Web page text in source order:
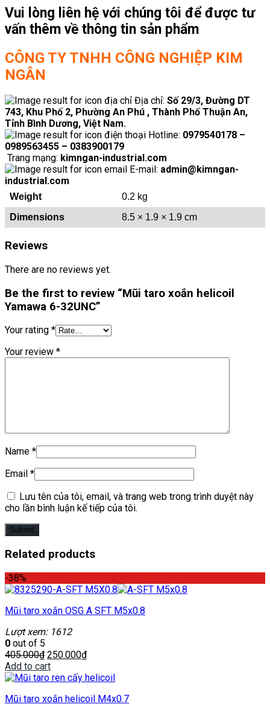
Vui lòng liên hệ với chúng tôi để được tư
vấn thêm về thông tin sản phẩm
CÔNG TY TNHH CÔNG NGHIỆP KIM
NGÂN
Địa chỉ: Số 29/3, Đường DT
743, Khu Phố 2, Phường An Phú , Thành Phố Thuận An,
Tỉnh Bình Dương, Việt Nam.
Hotline: 0979540178 –
0989563455 – 0383900179
Trang mạng: kimngan-industrial.com
E-mail: admin@kimngan-
industrial.com
Weight
0.2 kg
Dimensions
8.5 × 1.9 × 1.9 cm
Reviews
There are no reviews yet.
Be the first to review “Mũi taro xoắn helicoil
Yamawa 6-32UNC”
Your rating *
Your review *
Name *
Email *
Lưu tên của tôi, email, và trang web trong trình duyệt này
cho lần bình luận kế tiếp của tôi.
Related products
-38%
Mũi taro xoắn OSG A SFT M5x0.8
Lượt xem: 1612
0 out of 5
405.000₫ 250.000₫
Add to cart
Mũi taro xoắn helicoil M4x0.7